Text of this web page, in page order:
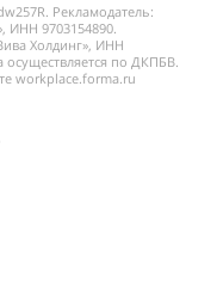
Рекламодатель:
ИНН 9703154890.
Холдинг», ИНН
осуществляется по ДКПБВ.
workplace.forma.ru